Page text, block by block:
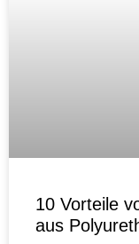
10 Vorteile
aus